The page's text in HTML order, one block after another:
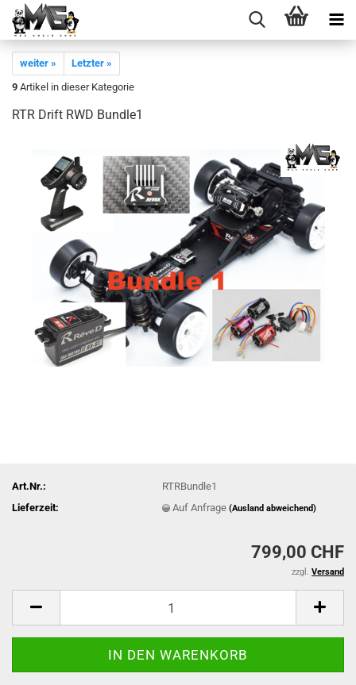
weiter »
Letzter »
9 Artikel in dieser Kategorie
RTR Drift RWD Bundle1
Art.Nr.:
RTRBundle1
Lieferzeit:
Auf Anfrage(Ausland abweichend)
799,00 CHF
zzgl. Versand